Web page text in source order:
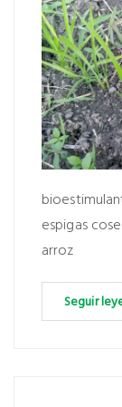
espigas
arroz
Seguir